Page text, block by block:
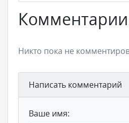
Комментарии
Никто пока не
Написать комментарий
Ваше имя: